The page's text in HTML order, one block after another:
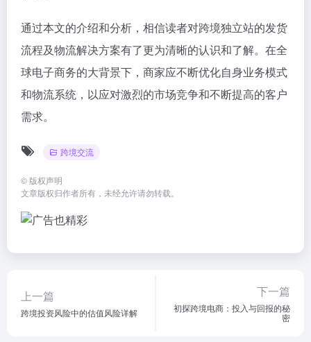
通过本文的介绍和分析，相信读者对跨境独立站的发货
流程及物流解决方案有了更为清晰的认识和了解。在全
球电子商务的大背景下，商家应不断优化自身业务模式
和物流系统，以应对激烈的市场竞争和不断提高的客户
需求。
跨境交流
© 版权声明
文章版权归作者所有，未经允许请勿转载。
上一篇
跨境投资风险中的估值风险详解
下一篇
初探跨境电商：投入与回报的秘
密